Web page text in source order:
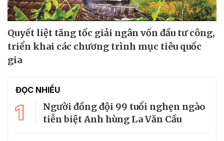
Quyết liệt tăng tốc giải ngân vốn đầu tư công,
triển khai các chương trình mục tiêu quốc
gia
ĐỌC NHIỀU
1
Người đồng đội 99 tuổi nghẹn ngào
tiễn biệt Anh hùng La Văn Cầu